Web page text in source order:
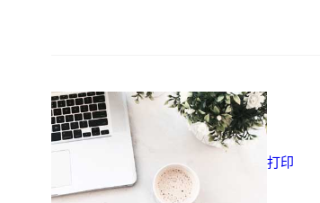
打印